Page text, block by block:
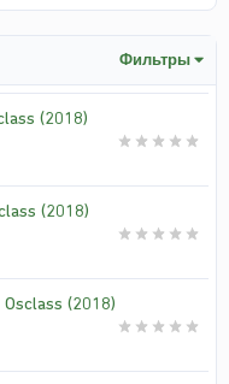
Фильтры
(2018)
(2018)
(2018)